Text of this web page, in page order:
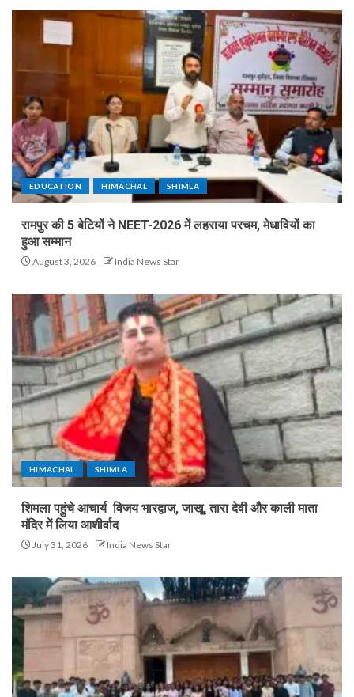
EDUCATION HIMACHAL SHIMLA
रामपुर की 5 बेटियों ने NEET-2026 में लहराया परचम, मेधावियों का
हुआ सम्मान
August 3, 2026 India News Star
HIMACHAL SHIMLA
शिमला पहुंचे आचार्य विजय भारद्वाज, जाखू, तारा देवी और काली माता
मंदिर में लिया आशीर्वाद
July 31, 2026 India News Star